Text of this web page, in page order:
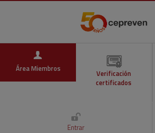
Área Miembros
Verificación
certificados
Entrar